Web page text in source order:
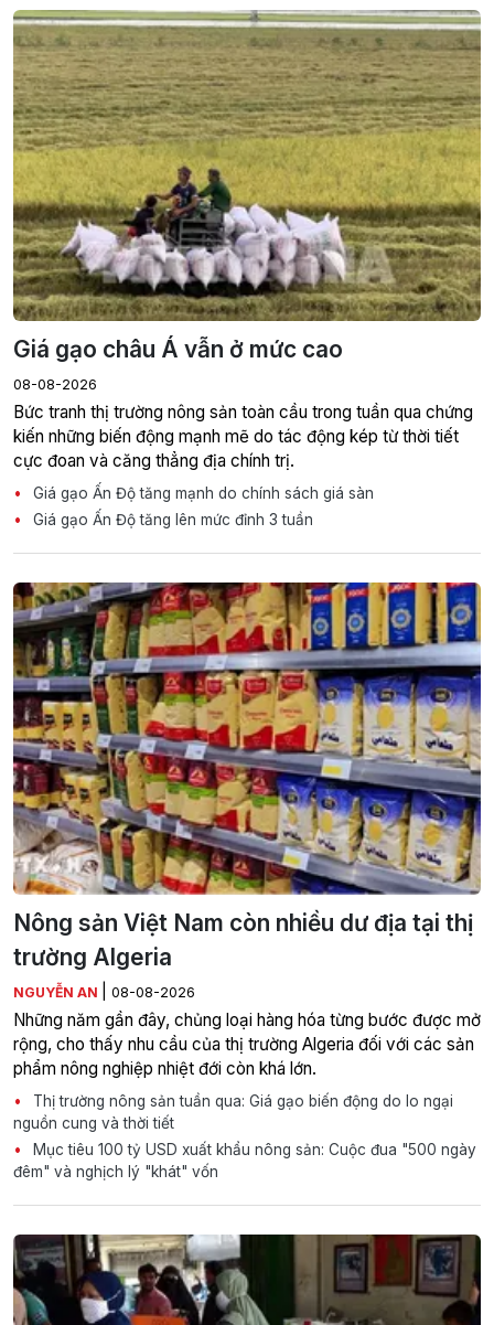
Giá gạo châu Á vẫn ở mức cao
08-08-2026
Bức tranh thị trường nông sản toàn cầu trong tuần qua chứng
kiến những biến động mạnh mẽ do tác động kép từ thời tiết
cực đoan và căng thẳng địa chính trị.
Giá gạo Ấn Độ tăng mạnh do chính sách giá sàn
Giá gạo Ấn Độ tăng lên mức đỉnh 3 tuần
Nông sản Việt Nam còn nhiều dư địa tại thị
trường Algeria
NGUYỄN AN 08-08-2026
Những năm gần đây, chủng loại hàng hóa từng bước được mở
rộng, cho thấy nhu cầu của thị trường Algeria đối với các sản
phẩm nông nghiệp nhiệt đới còn khá lớn.
Thị trường nông sản tuần qua: Giá gạo biến động do lo ngại
nguồn cung và thời tiết
Mục tiêu 100 tỷ USD xuất khẩu nông sản: Cuộc đua "500 ngày
đêm" và nghịch lý "khát" vốn